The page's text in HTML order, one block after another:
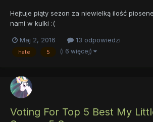
Hejtuje piąty sezon za niewielką ilość
nami w kulki :(
Maj 2, 2016 13 odpowiedzi
hate 5 (i 6 więcej)
Voting For Top 5 Best My